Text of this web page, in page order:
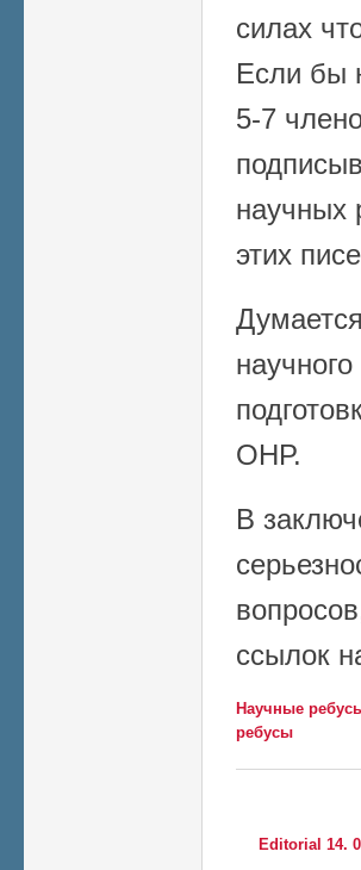
силах
Если бы
5-7
научных
этих
ОНР.
В
ссылок
Научные
ребусы
Editorial 14.